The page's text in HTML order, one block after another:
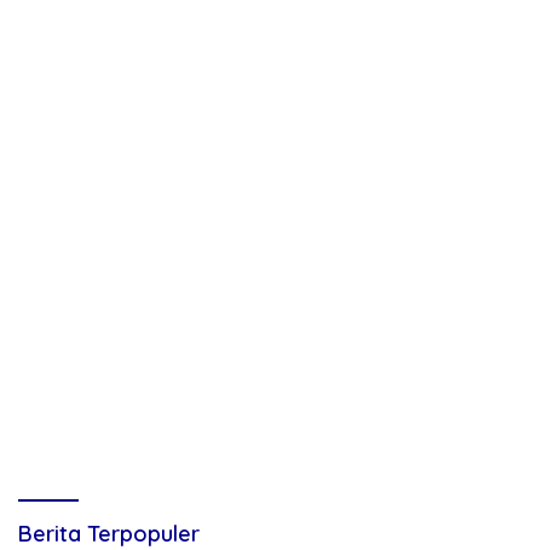
Berita Terpopuler